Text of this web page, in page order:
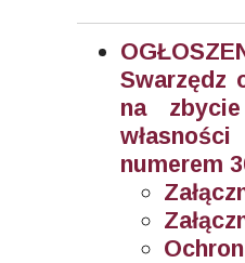
Swarzędz
na
numerem